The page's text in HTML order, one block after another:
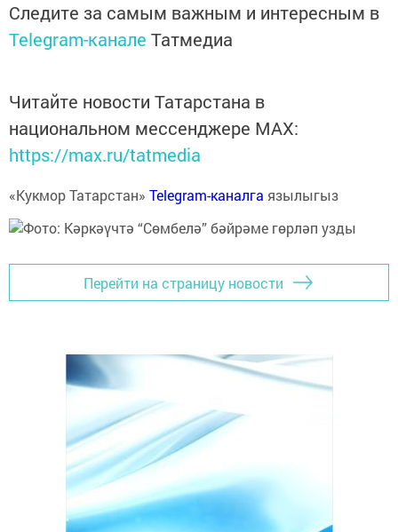
Следите за самым важным и интересным в
Telegram-канале Татмедиа
Читайте новости Татарстана в
национальном мессенджере MАХ:
https://max.ru/tatmedia
«Кукмор Татарстан» Telegram-каналга язылыгыз
Перейти на страницу новости